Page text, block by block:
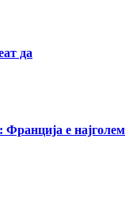
да
Франција е најголем